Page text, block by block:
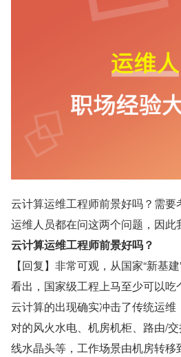
云计算运维工程师前景好吗？需
运维人员都在问这两个问题，因此
云计算运维工程师前景好吗？
【回复】非常可观，从国家“新基
看出，国家级工程上马至少可以吃
云计算的出现确实冲击了传统运
对的风火水电、机房机柜、路由/
线水晶头等，工作场景由机房转移